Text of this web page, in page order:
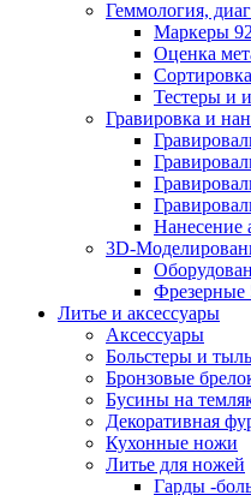
Геммология,
Маркеры
Оценка
Тестеры и
Гравировка и
Нанесение
3D-
Фрезерные
Литье и аксессуары
Аксессуары
Больстеры и
Бронзовые
Бусины на
Декоративная
Кухонные ножи
Литье для ножей
Гарды -